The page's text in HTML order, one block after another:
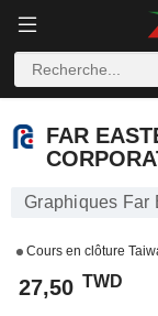
FAR
Graphiques Far
Cours en clôture
27,50 TWD